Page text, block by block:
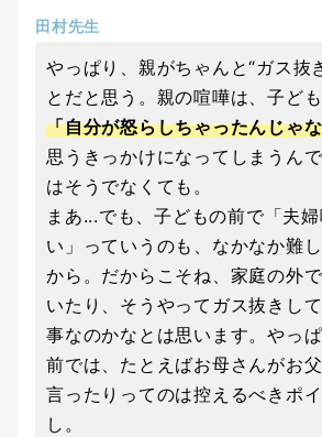
田村先生
やっぱり、親がちゃんと“ガス抜
とだと思う。親の喧嘩は、子ど
「自分が怒らしちゃったんじゃ
思うきっかけになってしまうん
はそうでなくても。
まあ...でも、子どもの前で「夫
い」っていうのも、なかなか難
から。だからこそね、家庭の外
いたり、そうやってガス抜きし
事なのかなとは思います。やっ
前では、たとえばお母さんがお
言ったりってのは控えるべきポ
し。